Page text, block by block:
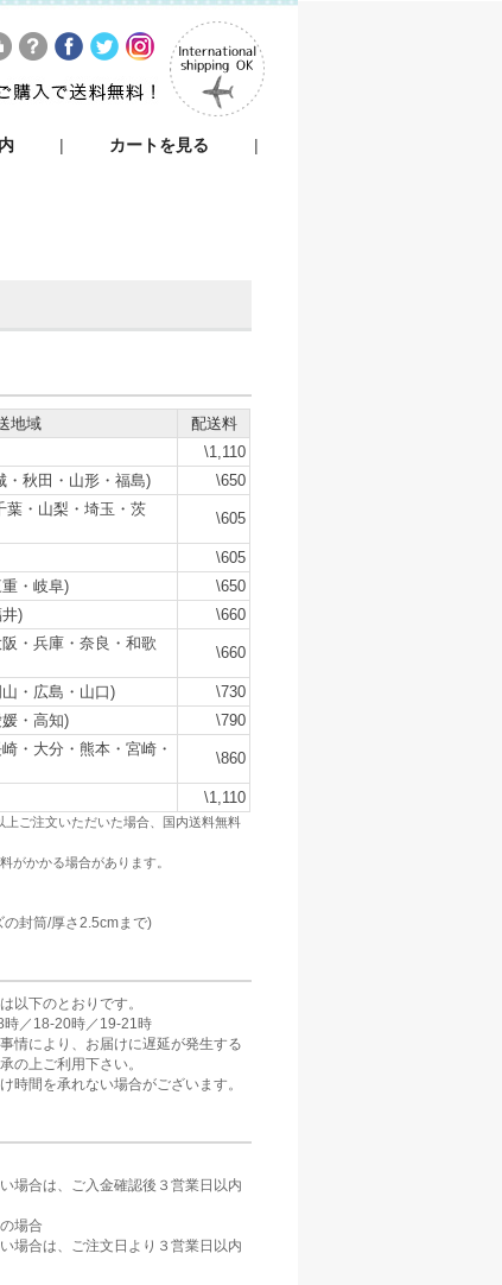
カートを見る
地域
配送料
\1,110
・秋田・山形・福島)
\650
葉・山梨・埼玉・茨
\605
\605
・岐阜)
\650
)
\660
・兵庫・奈良・和歌
\660
・広島・山口)
\730
・高知)
\790
・大分・熊本・宮崎・
\860
\1,110
ご注文いただいた場合、国内送料無料
がかかる場合があります。
封筒/厚さ2.5cmまで)
以下のとおりです。
／18-20時／19-21時
情により、お届けに遅延が発生する
の上ご利用下さい。
時間を承れない場合がございます。
場合は、ご入金確認後３営業日以内
場合
場合は、ご注文日より３営業日以内